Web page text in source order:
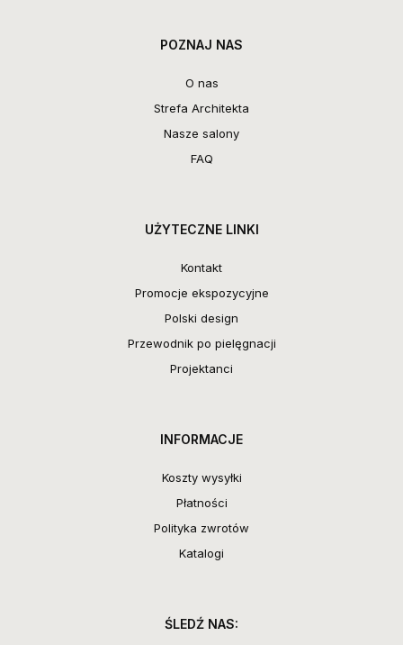
POZNAJ NAS
O nas
Strefa Architekta
Nasze salony
FAQ
UŻYTECZNE LINKI
Kontakt
Promocje ekspozycyjne
Polski design
Przewodnik po pielęgnacji
Projektanci
INFORMACJE
Koszty wysyłki
Płatności
Polityka zwrotów
Katalogi
ŚLEDŹ NAS: